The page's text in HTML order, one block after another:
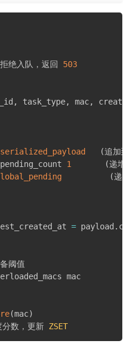
绝入队，返回 503
, task_type, mac,
serialized_payload (追加到
1 (递增
(递增
= payload .
阈值
mac
(mac)
数，更新
ZSET